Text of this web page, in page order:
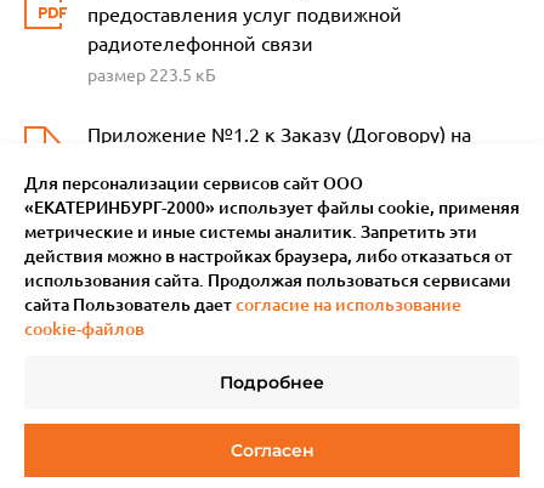
предоставления услуг подвижной
радиотелефонной связи
размер 223.5 кБ
Приложение №1.2 к Заказу (Договору) на
связи
Подробнее
Согласен
Для персонализации сервисов сайт ООО
«ЕКАТЕРИНБУРГ-2000» использует файлы сookie, применяя
метрические и иные системы аналитик. Запретить эти
действия можно в настройках браузера, либо отказаться от
использования сайта. Продолжая пользоваться сервисами
сайта Пользователь даетсогласие на использование
cookie-файлов